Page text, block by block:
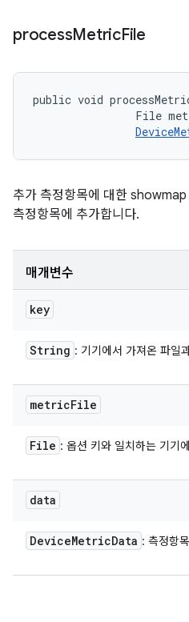
processMetricFile
public void
File
추가 측정항목에 대한
측정항목에 추가합니다.
매개변수
key
String : 기기에서 가져온 파일
metricFile
File : 옵션 키와 일치하는 기기
data
DeviceMetricData : 측정항